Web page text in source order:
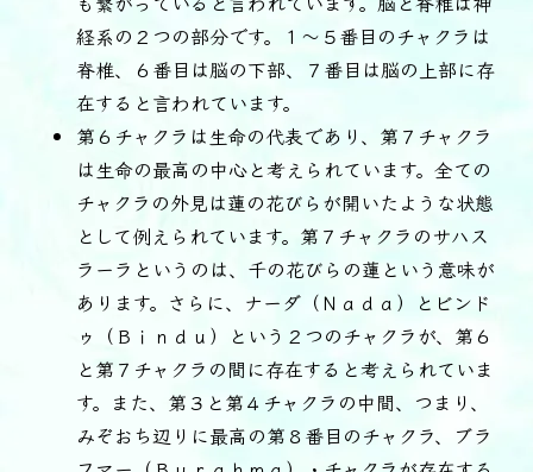
経系の２つの部分です。１～５番目のチャクラは
脊椎、６番目は脳の下部、７番目は脳の上部に存
在すると言われています。
第６チャクラは生命の代表であり、第７チャクラ
は生命の最高の中心と考えられています。全ての
チャクラの外見は蓮の花びらが開いたような状態
として例えられています。第７チャクラのサハス
ラーラというのは、千の花びらの蓮という意味が
あります。さらに、ナーダ（Ｎａｄａ）とビンド
ゥ（Ｂｉｎｄｕ）という２つのチャクラが、第６
と第７チャクラの間に存在すると考えられていま
す。また、第３と第４チャクラの中間、つまり、
みぞおち辺りに最高の第８番目のチャクラ、ブラ